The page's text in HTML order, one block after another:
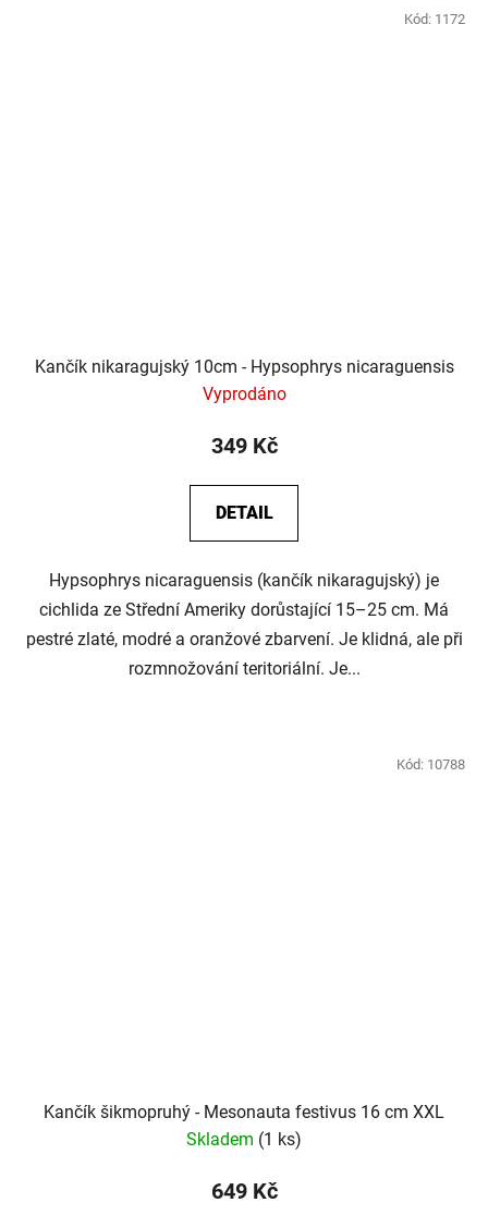
Kančík nikaragujský 10cm - Hypsophrys nicaraguensis
Vyprodáno
349 Kč
DETAIL
Hypsophrys nicaraguensis (kančík nikaragujský) je
cichlida ze Střední Ameriky dorůstající 15–25 cm. Má
pestré zlaté, modré a oranžové zbarvení. Je klidná, ale při
rozmnožování teritoriální. Je...
Kód: 1172
Kančík šikmopruhý - Mesonauta festivus 16 cm XXL
Skladem (1 ks)
649 Kč
Kód: 10788